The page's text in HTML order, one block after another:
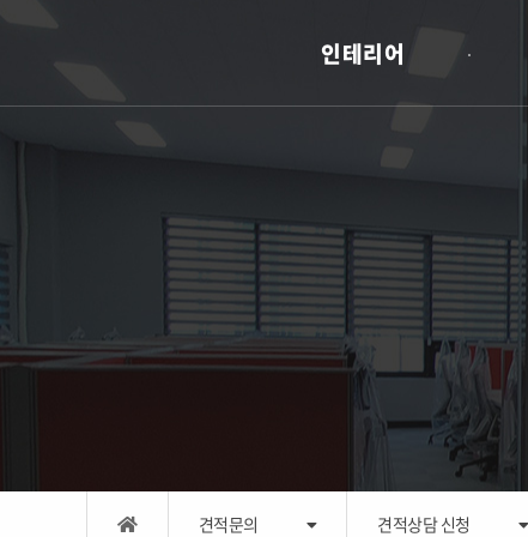
인테리어
견적문의 견적상담 신청